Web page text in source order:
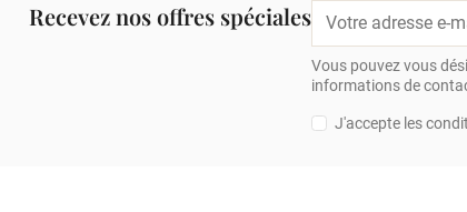
Recevez nos offres spéciales
Vous pouvez vous
informations de
J'accepte les